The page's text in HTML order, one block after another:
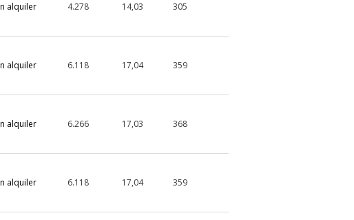
alquiler 4.278 14,03 305
alquiler 6.118 17,04 359
alquiler 6.266 17,03 368
alquiler 6.118 17,04 359